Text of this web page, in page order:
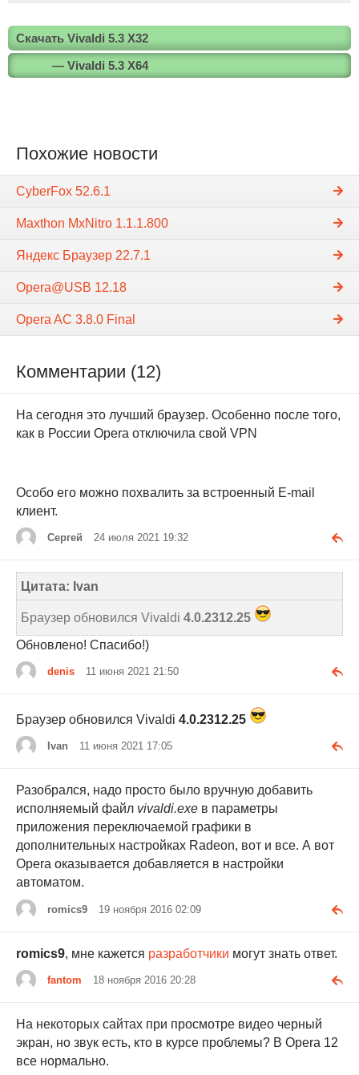
Скачать Vivaldi 5.3 X32
— Vivaldi 5.3 X64
Похожие новости
CyberFox 52.6.1
Maxthon MxNitro 1.1.1.800
Яндекс Браузер 22.7.1
Opera@USB 12.18
Opera AC 3.8.0 Final
Комментарии (12)
На сегодня это лучший браузер. Особенно после того,
как в России Opera отключила свой VPN
Особо его можно похвалить за встроенный E-mail
клиент.
Сергей 24 июля 2021 19:32
Цитата: Ivan
Браузер обновился Vivaldi 4.0.2312.25
Обновлено! Спасибо!)
denis 11 июня 2021 21:50
Браузер обновился Vivaldi 4.0.2312.25
Ivan 11 июня 2021 17:05
Разобрался, надо просто было вручную добавить
исполняемый файл vivaldi.exe в параметры
приложения переключаемой графики в
дополнительных настройках Radeon, вот и все. А вот
Opera оказывается добавляется в настройки
автоматом.
romics9 19 ноября 2016 02:09
romics9, мне кажется разработчики могут знать ответ.
fantom 18 ноября 2016 20:28
На некоторых сайтах при просмотре видео черный
экран, но звук есть, кто в курсе проблемы? В Opera 12
все нормально.